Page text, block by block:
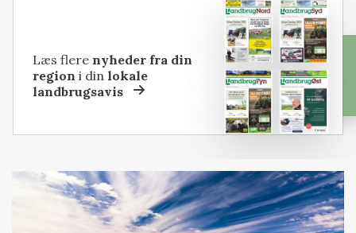
Læs flere nyheder fra din
region i dinlokale
landbrugsavis